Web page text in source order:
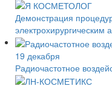
Демонстрация
электрохирургическим
19 декабря
Радиочастотное